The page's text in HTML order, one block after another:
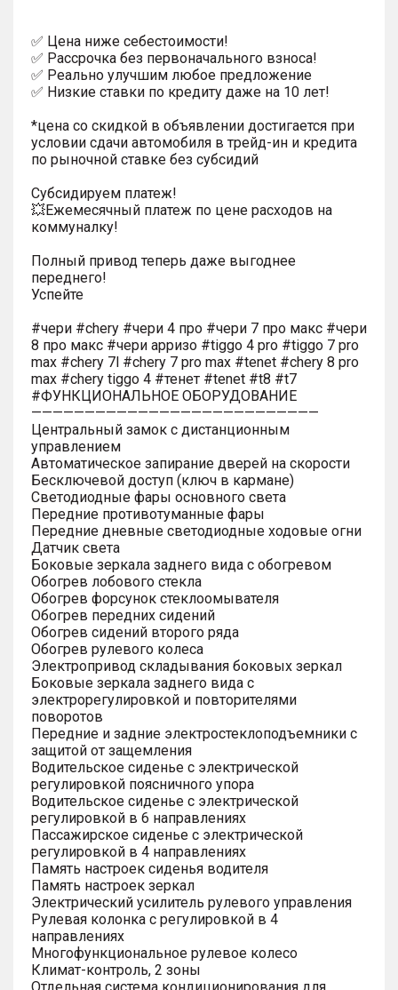
✅ Цена ниже себестоимости!
✅ Рассрочка без первоначального взноса!
✅ Реально улучшим любое предложение
✅ Низкие ставки по кредиту даже на 10 лет!
*цена со скидкой в объявлении достигается при
условии сдачи автомобиля в трейд-ин и кредита
по рыночной ставке без субсидий
Субсидируем платеж!
💥Ежемесячный платеж по цене расходов на
коммуналку!
Полный привод теперь даже выгоднее
переднего!
Успейте
#чери #chery #чери 4 про #чери 7 про макс #чери
8 про макс #чери арризо #tiggo 4 pro #tiggo 7 pro
max #chery 7l #chery 7 pro max #tenet #chery 8 pro
max #chery tiggo 4 #тенет #tenet #t8 #t7
#ФУНКЦИОНАЛЬНОЕ ОБОРУДОВАНИЕ
———————————————————————————
Центральный замок с дистанционным
управлением
Автоматическое запирание дверей на скорости
Бесключевой доступ (ключ в кармане)
Светодиодные фары основного света
Передние противотуманные фары
Передние дневные светодиодные ходовые огни
Датчик света
Боковые зеркала заднего вида с обогревом
Обогрев лобового стекла
Обогрев форсунок стеклоомывателя
Обогрев передних сидений
Обогрев сидений второго ряда
Обогрев рулевого колеса
Электропривод складывания боковых зеркал
Боковые зеркала заднего вида с
электрорегулировкой и повторителями
поворотов
Передние и задние электростеклоподъемники с
защитой от защемления
Водительское сиденье с электрической
регулировкой поясничного упора
Водительское сиденье с электрической
регулировкой в 6 направлениях
Пассажирское сиденье с электрической
регулировкой в 4 направлениях
Память настроек сиденья водителя
Память настроек зеркал
Электрический усилитель рулевого управления
Рулевая колонка с регулировкой в 4
направлениях
Многофункциональное рулевое колесо
Климат-контроль, 2 зоны
Отдельная система кондиционирования для